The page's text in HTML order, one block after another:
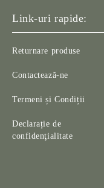
Link-uri rapide:
Returnare produse
Contactează-ne
Termeni și Condiții
Declarație de
confidenţialitate